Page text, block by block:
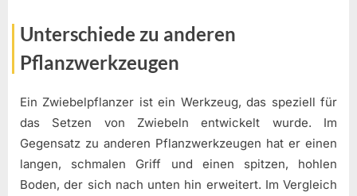
Unterschiede zu anderen
Pflanzwerkzeugen
Ein Zwiebelpflanzer ist ein Werkzeug, das speziell für
das Setzen von Zwiebeln entwickelt wurde. Im
Gegensatz zu anderen Pflanzwerkzeugen hat er einen
langen, schmalen Griff und einen spitzen, hohlen
Boden, der sich nach unten hin erweitert. Im Vergleich